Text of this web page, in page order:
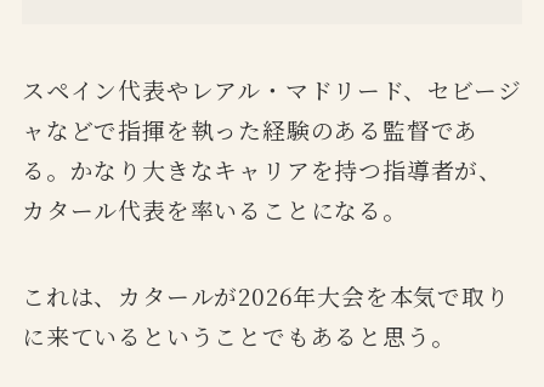
スペイン代表やレアル・マドリード、セビージ
ャなどで指揮を執った経験のある監督であ
る。かなり大きなキャリアを持つ指導者が、
カタール代表を率いることになる。
これは、カタールが2026年大会を本気で取り
に来ているということでもあると思う。